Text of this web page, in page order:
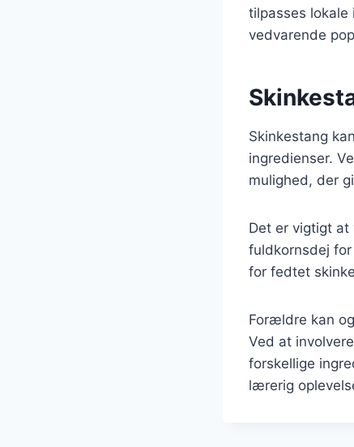
tilpasses
vedvarende
Skinkestang
ingredienser.
mulighed, der
Det er vigtigt at
fuldkornsdej
for fedtet
Forældre kan
Ved at
forskellige
lærerig